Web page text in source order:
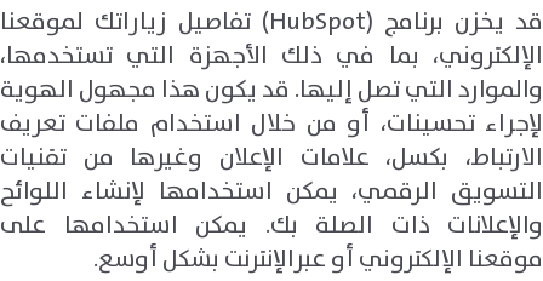
قد يخزن برنامج (HubSpot) تفاصيل زياراتك لموقعنا
الإلكتروني، بما في ذلك الأجهزة التي تستخدمها،
والموارد التي تصل إليها. قد يكون هذا مجهول الهوية
لإجراء تحسينات، أو من خلال استخدام ملفات تعريف
الارتباط، بكسل، علامات الإعلان وغيرها من تقنيات
التسويق الرقمي، يمكن استخدامها لإنشاء اللوائح
والإعلانات ذات الصلة بك. يمكن استخدامها على
موقعنا الإلكتروني أو عبرالإنترنت بشكل أوسع.